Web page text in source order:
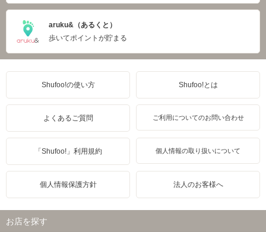
aruku&（あるくと）
歩いてポイントが貯まる
Shufoo!の使い方 Shufoo!とは
よくあるご質問 ご利用についてのお問い合わせ
「Shufoo!」利用規約 個人情報の取り扱いについて
個人情報保護方針 法人のお客様へ
お店を探す